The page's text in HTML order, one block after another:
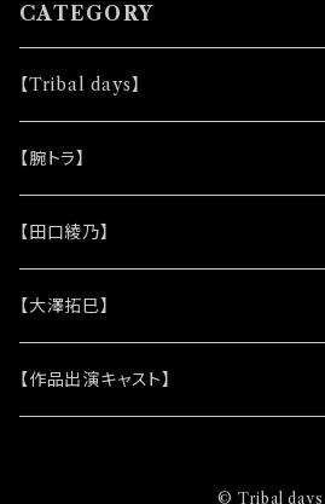
お客様はこちらのオン
をお願い致します
CATEGORY
【Tribal days】
★ノベルティー
(シリコンリストバンド)
(レザーキーホルダー)
★DVD
★脚本
★クリアファイル＆ソロプロマイドセット
【腕トラ】
★CD
(アルバム)
(シングル)
★プロマイド
★チェキ
【田口綾乃】
★プロマイド
★チェキ
【大澤拓巳】
★プロマイド
【作品出演キャスト】
© Tribal days